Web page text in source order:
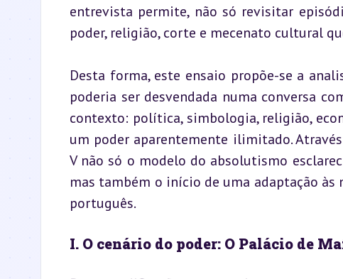
entrevista permite, não só revisitar
poder, religião, corte e mecenato cultural
Desta forma, este ensaio propõe-se a
poderia ser desvendada numa conversa
contexto: política, simbologia, religião,
um poder aparentemente ilimitado.
V não só o modelo do absolutismo
mas também o início de uma adaptação às
português.
I. O cenário do poder: O Palácio de